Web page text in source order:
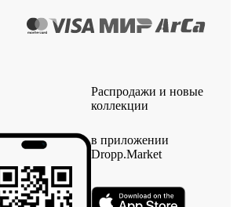
Распродажи и новые
коллекции
в приложении
Dropp.Market